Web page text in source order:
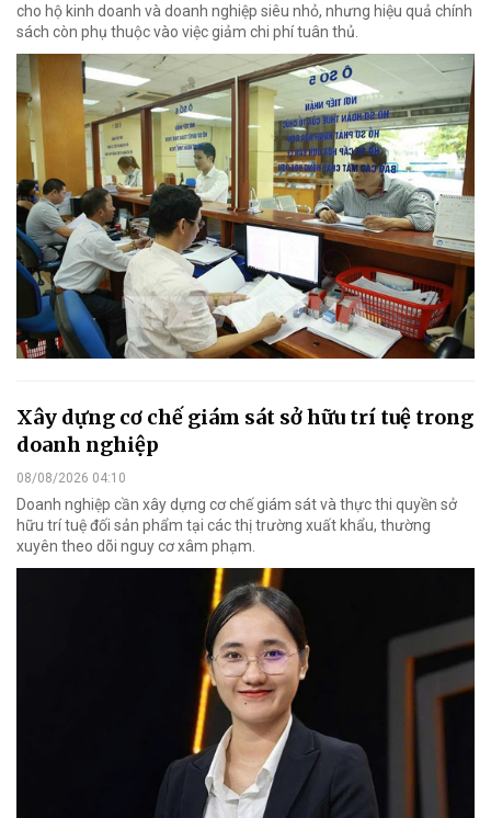
cho hộ kinh doanh và doanh nghiệp siêu nhỏ, nhưng hiệu quả chính
sách còn phụ thuộc vào việc giảm chi phí tuân thủ.
Xây dựng cơ chế giám sát sở hữu trí tuệ trong
doanh nghiệp
08/08/2026 04:10
Doanh nghiệp cần xây dựng cơ chế giám sát và thực thi quyền sở
hữu trí tuệ đối sản phẩm tại các thị trường xuất khẩu, thường
xuyên theo dõi nguy cơ xâm phạm.